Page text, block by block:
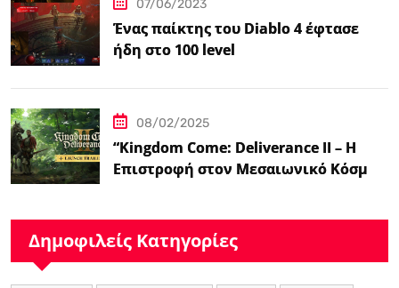
07/06/2023
Ένας παίκτης του Diablo 4 έφτασε
ήδη στο 100 level
08/02/2025
“Kingdom Come: Deliverance II – Η
Επιστροφή στον Μεσαιωνικό Κόσμο
Δημοφιλείς Κατηγορίες